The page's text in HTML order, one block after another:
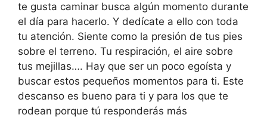
te gusta caminar busca algún momento durante
el día para hacerlo. Y dedícate a ello con toda
tu atención. Siente como la presión de tus pies
sobre el terreno. Tu respiración, el aire sobre
tus mejillas…. Hay que ser un poco egoísta y
buscar estos pequeños momentos para ti. Este
descanso es bueno para ti y para los que te
rodean porque tú responderás más